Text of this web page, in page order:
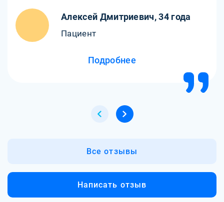
Алексей Дмитриевич, 34 года
Пациент
Подробнее
Все отзывы
Написать отзыв